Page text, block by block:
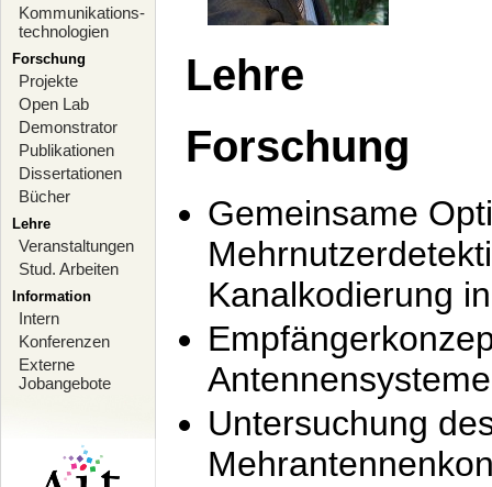
Kommunikations-
technologien
Forschung
Projekte
Open Lab
Demonstrator
Publikationen
Dissertationen
Bücher
Lehre
Veranstaltungen
Stud. Arbeiten
Information
Intern
Konferenzen
Externe
Jobangebote
Lehre
Forschung
Gemeinsame
Kanalkodierung
Antennensysteme
Untersuchung